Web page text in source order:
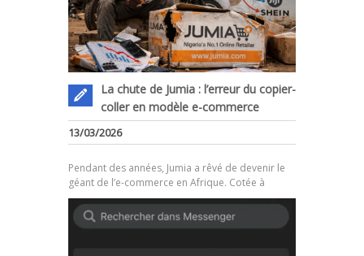
La chute de Jumia : l’erreur du copier-
coller en modèle e-commerce
13/03/2026
Pendant des années, Jumia a rêvé de devenir le
géant de l’e-commerce en Afrique. Cotée à